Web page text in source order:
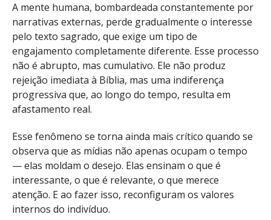
A mente humana, bombardeada constantemente por
narrativas externas, perde gradualmente o interesse
pelo texto sagrado, que exige um tipo de
engajamento completamente diferente. Esse processo
não é abrupto, mas cumulativo. Ele não produz
rejeição imediata à Bíblia, mas uma indiferença
progressiva que, ao longo do tempo, resulta em
afastamento real.
Esse fenômeno se torna ainda mais crítico quando se
observa que as mídias não apenas ocupam o tempo
— elas moldam o desejo. Elas ensinam o que é
interessante, o que é relevante, o que merece
atenção. E ao fazer isso, reconfiguram os valores
internos do indivíduo.